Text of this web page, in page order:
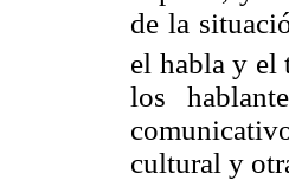
de la
el habla y el
los
cultural y